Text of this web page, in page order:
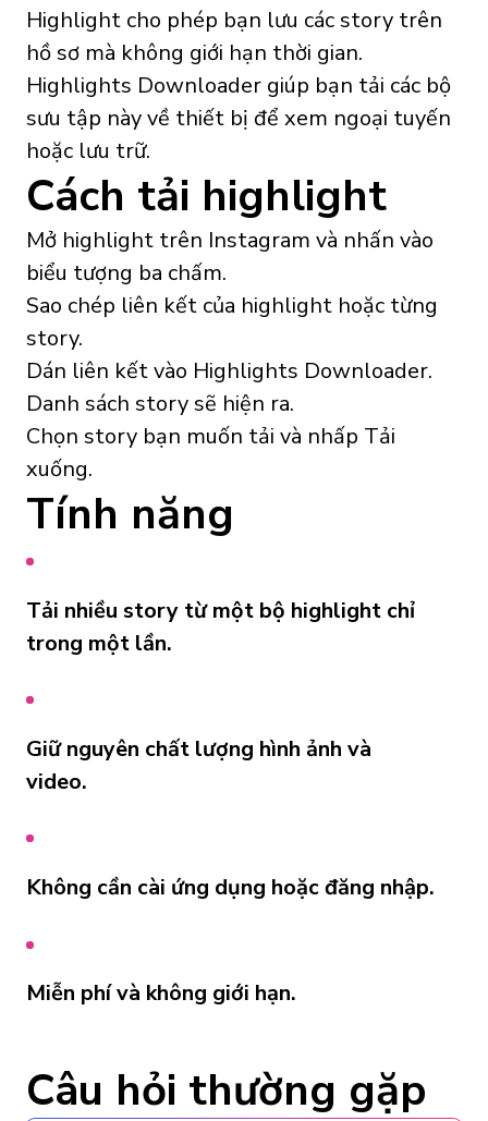
Highlight cho phép bạn lưu các story trên
hồ sơ mà không giới hạn thời gian.
Highlights Downloader giúp bạn tải các bộ
sưu tập này về thiết bị để xem ngoại tuyến
hoặc lưu trữ.
Cách tải highlight
Mở highlight trên Instagram và nhấn vào
biểu tượng ba chấm.
Sao chép liên kết của highlight hoặc từng
story.
Dán liên kết vào Highlights Downloader.
Danh sách story sẽ hiện ra.
Chọn story bạn muốn tải và nhấp Tải
xuống.
Tính năng
Tải nhiều story từ một bộ highlight chỉ
trong một lần.
Giữ nguyên chất lượng hình ảnh và
video.
Không cần cài ứng dụng hoặc đăng nhập.
Miễn phí và không giới hạn.
Câu hỏi thường gặp